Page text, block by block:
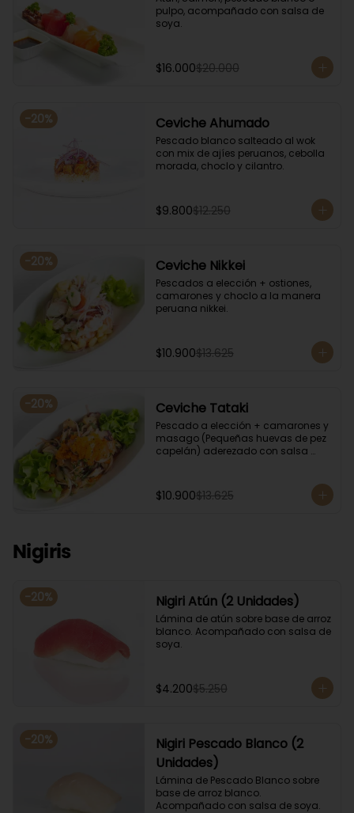
pulpo, acompañado con salsa de
soya.
$16.000$20.000
-20% Ceviche Ahumado
Pescado blanco salteado al wok
con mix de ajíes peruanos, cebolla
morada, choclo y cilantro.
$9.800$12.250
-20% Ceviche Nikkei
Pescados a elección + ostiones,
camarones y choclo a la manera
peruana nikkei.
$10.900$13.625
-20% Ceviche Tataki
Pescado a elección + camarones y
masago (Pequeñas huevas de pez
capelán) aderezado con salsa
$10.900$13.625
Nigiris
-20% Nigiri Atún (2 Unidades)
Lámina de atún sobre base de arroz
blanco. Acompañado con salsa de
soya.
$4.200$5.250
-20%
Nigiri Pescado Blanco (2
Unidades)
Lámina de Pescado Blanco sobre
base de arroz blanco.
Acompañado con salsa de soya.